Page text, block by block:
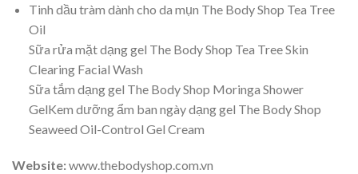
Tinh dầu tràm dành cho da mụn The Body Shop Tea Tree
Oil
Sữa rửa mặt dạng gel The Body Shop Tea Tree Skin
Clearing Facial Wash
Sữa tắm dạng gel The Body Shop Moringa Shower
GelKem dưỡng ẩm ban ngày dạng gel The Body Shop
Seaweed Oil-Control Gel Cream
Website:www.thebodyshop.com.vn